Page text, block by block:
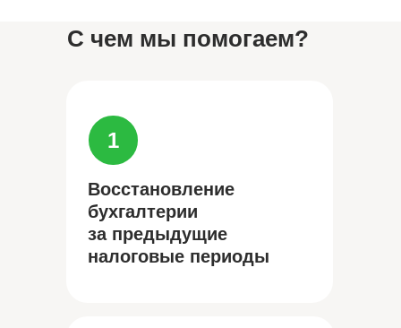
Восстановление
бухгалтерии
за предыдущие
налоговые периоды
1
С чем мы помогаем?